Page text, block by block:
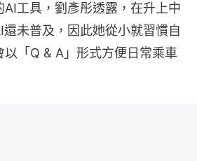
工具，劉彥彤透露，在升上中
未普及，因此她從小就習慣自
「Q & A」形式方便日常乘車